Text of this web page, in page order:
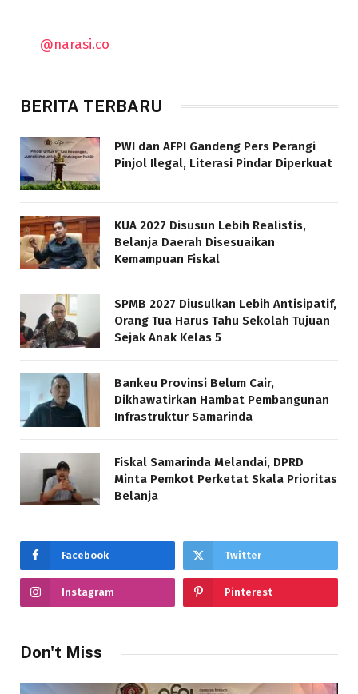
@narasi.co
BERITA TERBARU
PWI dan AFPI Gandeng Pers Perangi
Pinjol Ilegal, Literasi Pindar Diperkuat
KUA 2027 Disusun Lebih Realistis,
Belanja Daerah Disesuaikan
Kemampuan Fiskal
SPMB 2027 Diusulkan Lebih Antisipatif,
Orang Tua Harus Tahu Sekolah Tujuan
Sejak Anak Kelas 5
Bankeu Provinsi Belum Cair,
Dikhawatirkan Hambat Pembangunan
Infrastruktur Samarinda
Fiskal Samarinda Melandai, DPRD
Minta Pemkot Perketat Skala Prioritas
Belanja
Facebook Twitter
Instagram Pinterest
Don't Miss